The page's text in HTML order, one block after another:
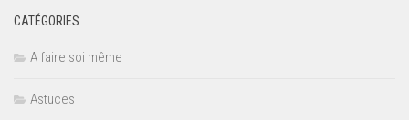
CATÉGORIES
A faire soi même
Astuces